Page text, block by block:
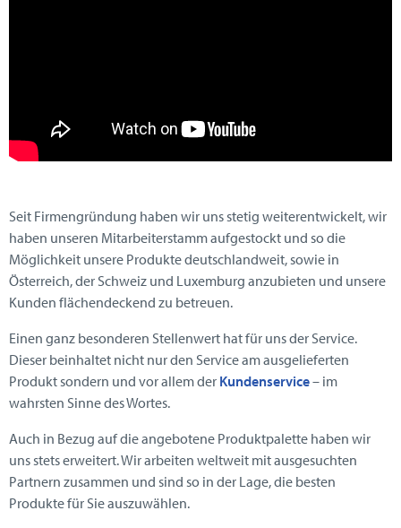
Seit Firmengründung haben wir uns stetig weiterentwickelt, wir
haben unseren Mitarbeiterstamm aufgestockt und so die
Möglichkeit unsere Produkte deutschlandweit, sowie in
Österreich, der Schweiz und Luxemburg anzubieten und unsere
Kunden flächendeckend zu betreuen.
Einen ganz besonderen Stellenwert hat für uns der Service.
Dieser beinhaltet nicht nur den Service am ausgelieferten
Produkt sondern und vor allem der Kundenservice– im
wahrsten Sinne des Wortes.
Auch in Bezug auf die angebotene Produktpalette haben wir
uns stets erweitert. Wir arbeiten weltweit mit ausgesuchten
Partnern zusammen und sind so in der Lage, die besten
Produkte für Sie auszuwählen.